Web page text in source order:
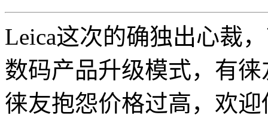
Leica这次的确独出心裁
数码产品升级模式，有
徕友抱怨价格过高，欢